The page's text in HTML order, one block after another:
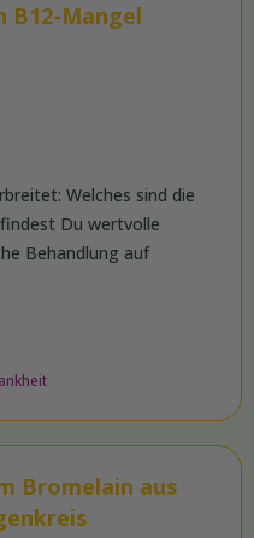
B12-Mangel
Welches sind die
Du wertvolle
Behandlung auf
Bromelain aus